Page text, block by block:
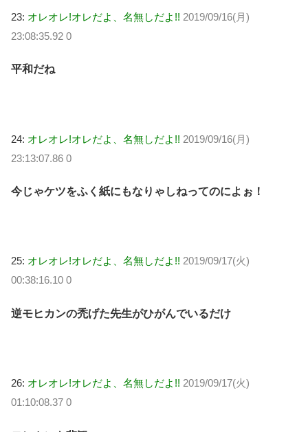
23: オレオレ!オレだよ、名無しだよ!! 2019/09/16(月)
23:08:35.92 0
平和だね
24: オレオレ!オレだよ、名無しだよ!! 2019/09/16(月)
23:13:07.86 0
今じゃケツをふく紙にもなりゃしねってのによぉ！
25: オレオレ!オレだよ、名無しだよ!! 2019/09/17(火)
00:38:16.10 0
逆モヒカンの禿げた先生がひがんでいるだけ
26: オレオレ!オレだよ、名無しだよ!! 2019/09/17(火)
01:10:08.37 0